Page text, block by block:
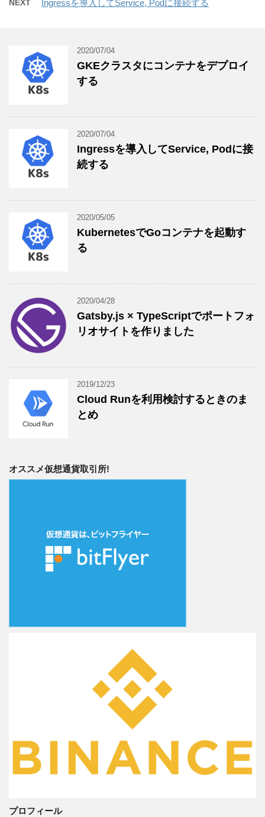
NEXT Ingressを導入してService, Podに接続する
2020/07/04
GKEクラスタにコンテナをデプロイ
する
2020/07/04
Ingressを導入してService, Podに接
続する
2020/05/05
KubernetesでGoコンテナを起動す
る
2020/04/28
Gatsby.js × TypeScriptでポートフォ
リオサイトを作りました
2019/12/23
Cloud Runを利用検討するときのま
とめ
オススメ仮想通貨取引所!
プロフィール